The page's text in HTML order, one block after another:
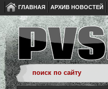
ГЛАВНАЯ АРХИВ НОВОСТЕЙ